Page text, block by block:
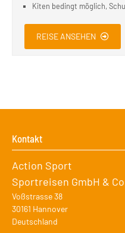
Kiten bedingt möglich,
REISE ANSEHEN
Kontakt
Action Sport
Sportreisen GmbH & Co
Voßstrasse 38
30161 Hannover
Deutschland